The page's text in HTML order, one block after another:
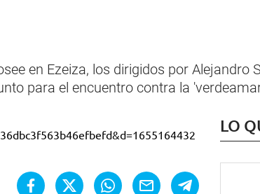
en Ezeiza, los dirigidos por Alejandro
para el encuentro contra la
LO